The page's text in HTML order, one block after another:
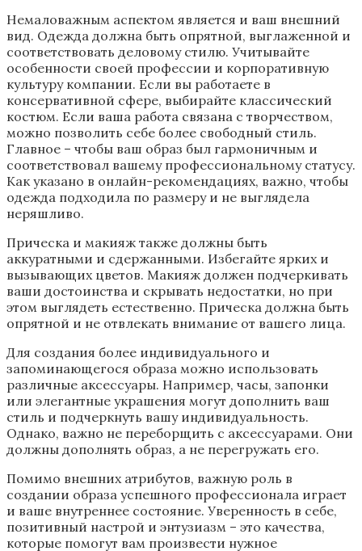
Немаловажным аспектом является и ваш внешний
вид. Одежда должна быть опрятной, выглаженной и
соответствовать деловому стилю. Учитывайте
особенности своей профессии и корпоративную
культуру компании. Если вы работаете в
консервативной сфере, выбирайте классический
костюм. Если ваша работа связана с творчеством,
можно позволить себе более свободный стиль.
Главное – чтобы ваш образ был гармоничным и
соответствовал вашему профессиональному статусу.
Как указано в онлайн-рекомендациях, важно, чтобы
одежда подходила по размеру и не выглядела
неряшливо.
Прическа и макияж также должны быть
аккуратными и сдержанными. Избегайте ярких и
вызывающих цветов. Макияж должен подчеркивать
ваши достоинства и скрывать недостатки, но при
этом выглядеть естественно. Прическа должна быть
опрятной и не отвлекать внимание от вашего лица.
Для создания более индивидуального и
запоминающегося образа можно использовать
различные аксессуары. Например, часы, запонки
или элегантные украшения могут дополнить ваш
стиль и подчеркнуть вашу индивидуальность.
Однако, важно не переборщить с аксессуарами. Они
должны дополнять образ, а не перегружать его.
Помимо внешних атрибутов, важную роль в
создании образа успешного профессионала играет
и ваше внутреннее состояние. Уверенность в себе,
позитивный настрой и энтузиазм – это качества,
которые помогут вам произвести нужное